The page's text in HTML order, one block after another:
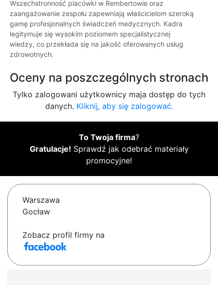
Wszechstronność placówki w Rembertowie oraz
zaangażowanie zespołu zapewniają właścicielom szeroką
gamę profesjonalnych świadczeń medycznych. Kadra
legitymuje się wysokim poziomem specjalistycznej
wiedzy, co przekłada się na jakość oferowanych usług
zdrowotnych.
Oceny na poszczególnych stronach
Tylko zalogowani użytkownicy maja dostęp do tych
danych. Kliknij, aby się zalogować.
To Twoja firma?
Gratulacje! Sprawdź jak odebrać materiały
promocyjne!
Warszawa
Gocław
Zobacz profil firmy na